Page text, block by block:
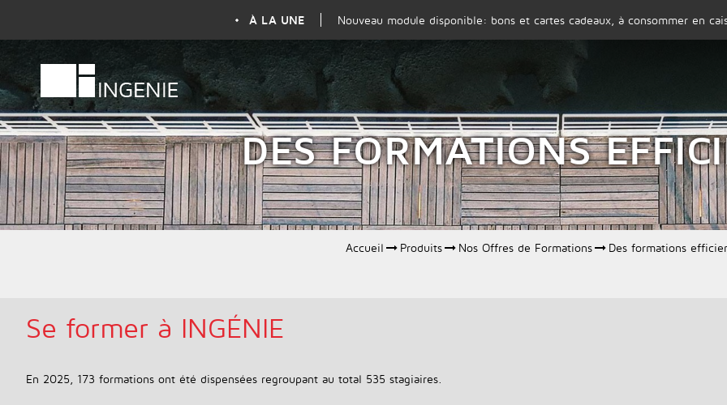
À LA UNE Nouveau module disponible: bons et cartes cadeaux, à consommer en
Accueil Produits Nos Offres de Formations Des formations
DES FORMATIONS
Se former à INGÉNIE
En 2025, 173 formations ont été dispensées regroupant au total 535 stagiaires.